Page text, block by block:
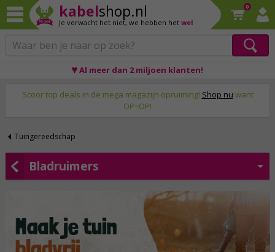
kabelshop.nl
Je verwacht het niet, we hebben het wel
0
♥ Al meer dan 2 miljoen klanten!
Scoor top deals in de mega magazijn opruiming! Shop nu want
OP=OP!
Tuingereedschap
Bladruimers